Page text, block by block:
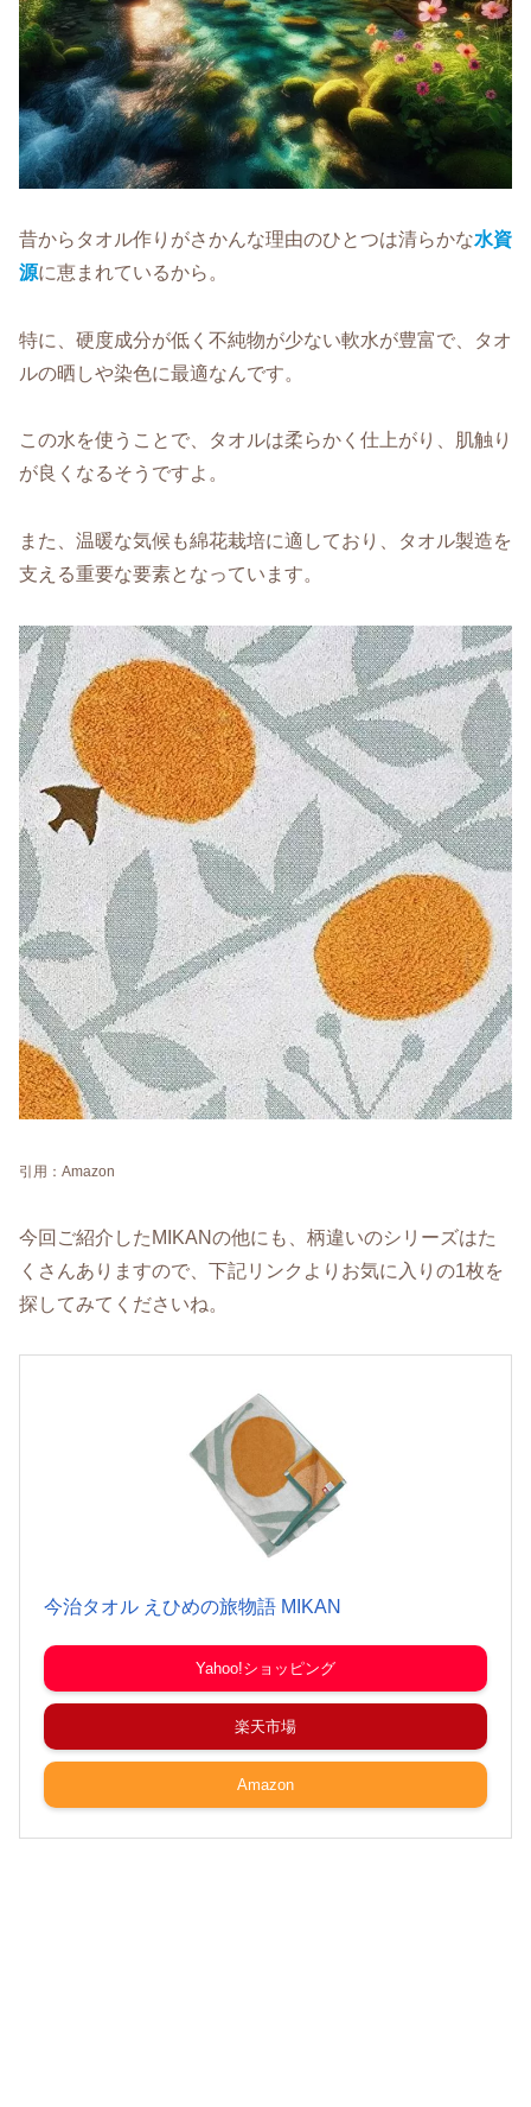
昔からタオル作りがさかんな理由のひとつは清らかな水資
源に恵まれているから。
特に、硬度成分が低く不純物が少ない軟水が豊富で、タオ
ルの晒しや染色に最適なんです。
この水を使うことで、タオルは柔らかく仕上がり、肌触り
が良くなるそうですよ。
また、温暖な気候も綿花栽培に適しており、タオル製造を
支える重要な要素となっています。
引用：Amazon
今回ご紹介したMIKANの他にも、柄違いのシリーズはた
くさんありますので、下記リンクよりお気に入りの1枚を
探してみてくださいね。
今治タオル えひめの旅物語 MIKAN
Yahoo!ショッピング
楽天市場
Amazon